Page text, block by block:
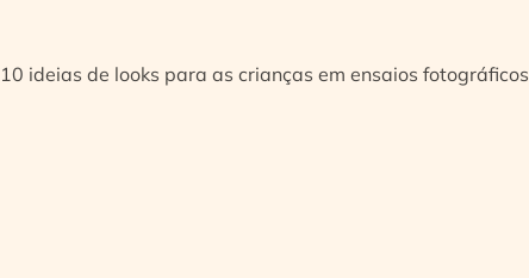
10 ideias de looks para as crianças em ensaios fotográficos